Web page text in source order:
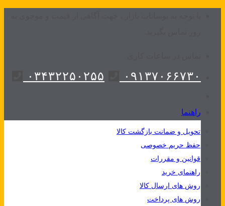
۰۹۱۳۷۰۶۶۷۳۰ ۰۳۴۳۲۲۵۰۲۵۵
راهنما
تحویل و ضمانت بازگشت کالا
حفظ حریم خصوصی
قوانین و مقررات
راهنمای خرید
روش های ارسال کالا
روش های پرداخت